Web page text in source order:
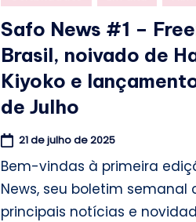
Safo News #1 –
Brasil, noivado de
Kiyoko e
de Julho
21 de julho de 2025
Bem-vindas à primeira
News, seu boletim semanal
principais notícias e